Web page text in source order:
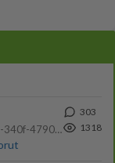
https://www.iltalehti.fi/viihdeuutiset/a/c46da6ab-340f-4790-aaa7-0865eed2336 Yrityksen konkurssihakemus on tullut kärä
303
1318